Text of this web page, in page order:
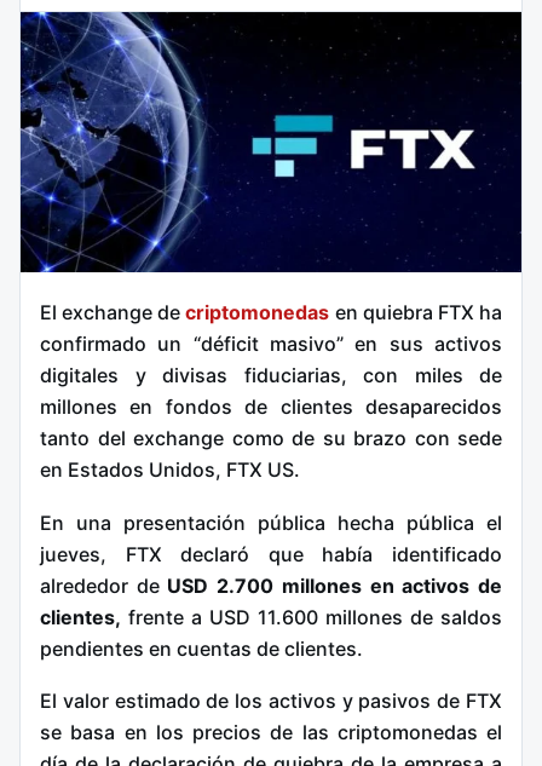
El exchange decriptomonedas en quiebra FTX ha
confirmado un “déficit masivo” en sus activos
digitales y divisas fiduciarias, con miles de
millones en fondos de clientes desaparecidos
tanto del exchange como de su brazo con sede
en Estados Unidos, FTX US.
En una presentación pública hecha pública el
jueves, FTX declaró que había identificado
alrededor deUSD 2.700 millones en activos de
clientes, frente a USD 11.600 millones de saldos
pendientes en cuentas de clientes.
El valor estimado de los activos y pasivos de FTX
se basa en los precios de las criptomonedas el